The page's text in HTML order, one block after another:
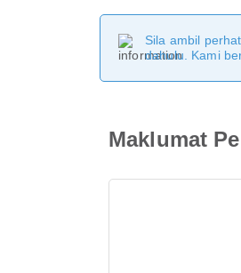
Sila ambil
dahulu. Kami
Maklumat